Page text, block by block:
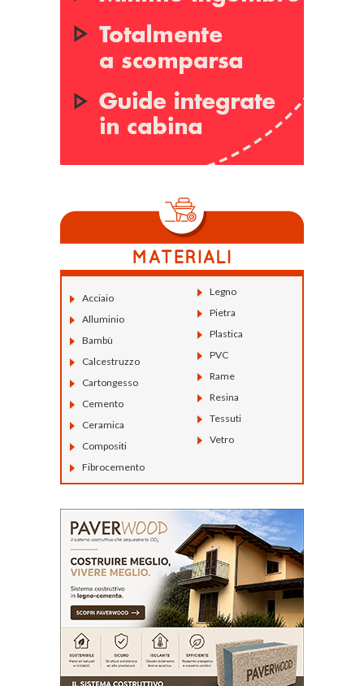
Acciaio
Alluminio
Bambù
Calcestruzzo
Cartongesso
Cemento
Ceramica
Compositi
Fibrocemento
Legno
Pietra
Plastica
PVC
Rame
Resina
Tessuti
Vetro